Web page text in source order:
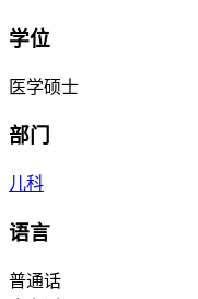
学位
医学硕士
部门
儿科
语言
普通话